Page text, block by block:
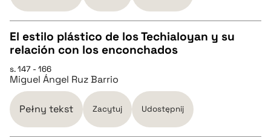
BIBTEX
pobierz cytat
pobierz cytat
BIBTEX
El estilo plástico de los Techialoyan y su
relación con los enconchados
s. 147 - 166
Miguel Ángel Ruz Barrio
Pełny tekst Zacytuj Udostępnij